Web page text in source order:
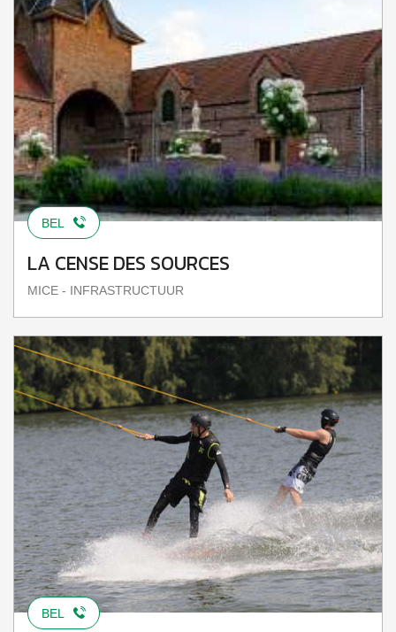
BEL
LA CENSE DES SOURCES
MICE - INFRASTRUCTUUR
BEL